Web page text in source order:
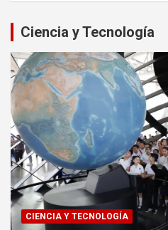
Ciencia y Tecnología
CIENCIA Y TECNOLOGÍA